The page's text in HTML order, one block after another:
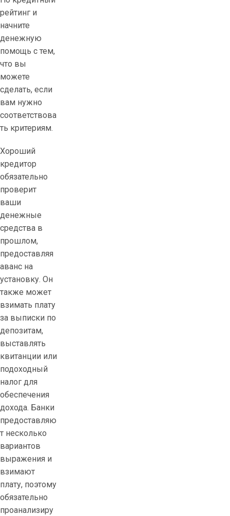
рейтинг и
начните
денежную
помощь с тем,
что вы
можете
сделать, если
вам нужно
соответствова
ть критериям.
Хороший
кредитор
обязательно
проверит
ваши
денежные
средства в
прошлом,
предоставляя
аванс на
установку. Он
также может
взимать плату
за выписки по
депозитам,
выставлять
квитанции или
подоходный
налог для
обеспечения
дохода. Банки
предоставляю
т несколько
вариантов
выражения и
взимают
плату, поэтому
обязательно
проанализиру